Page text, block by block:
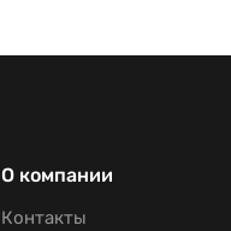
О компании
Контакты